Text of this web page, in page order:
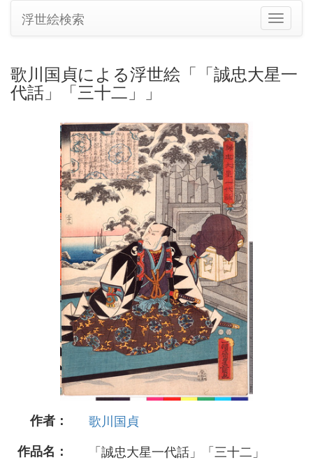
ナ
ビ
シ
浮世絵検索
歌川国貞による浮世絵「「誠忠大星一
代話」「三十二」」
作者：
歌川国貞
作品名：
「誠忠大星一代話」「三十二」